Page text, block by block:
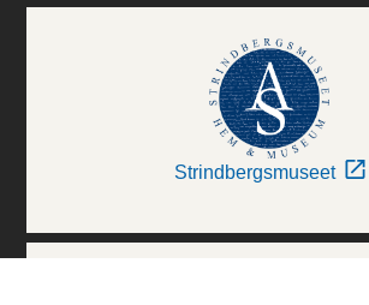
Strindbergsmuseet